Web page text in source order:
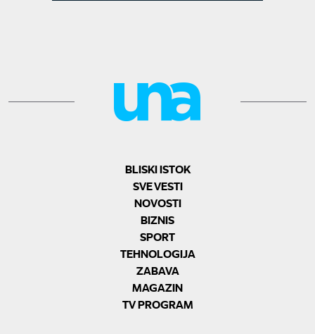
BLISKI ISTOK
SVE VESTI
NOVOSTI
BIZNIS
SPORT
TEHNOLOGIJA
ZABAVA
MAGAZIN
TV PROGRAM